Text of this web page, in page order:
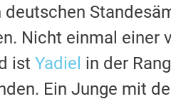
Nicht einmal einer
ist Yadiel in der
Ein Junge mit